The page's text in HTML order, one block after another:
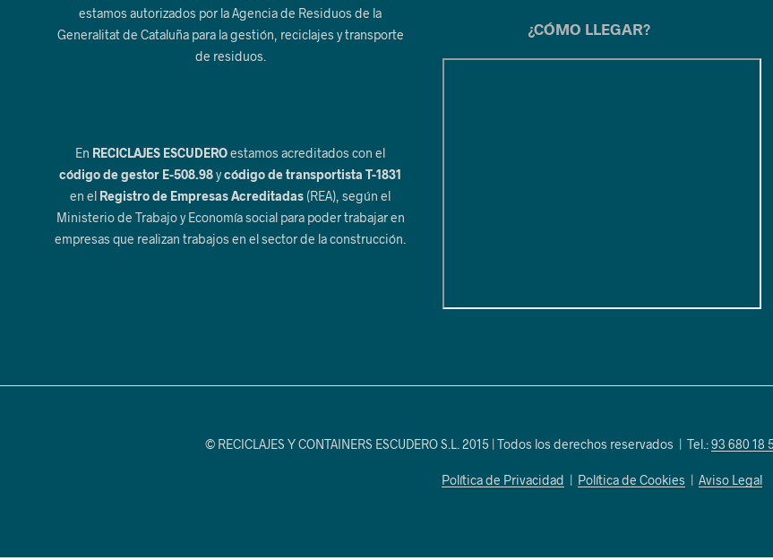
estamos autorizados por la Agencia de Residuos de la
Generalitat de Cataluña para la gestión, reciclajes y transporte
de residuos.
En RECICLAJES ESCUDEROestamos acreditados con el
código de gestor E-508.98ycódigo de transportista T-1831
en el Registro de Empresas Acreditadas (REA), según el
Ministerio de Trabajo y Economía social para poder trabajar en
empresas que realizan trabajos en el sector de la construcción.
¿CÓMO LLEGAR?
© RECICLAJES Y CONTAINERS ESCUDERO S.L. 2015 | Todos los derechos reservados | Tel.:93 680 18
Política de Privacidad | Política de Cookies | Aviso Legal